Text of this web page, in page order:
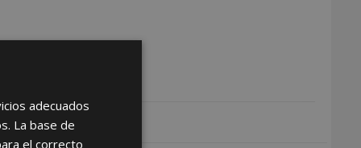
adecuados
La base de
el correcto